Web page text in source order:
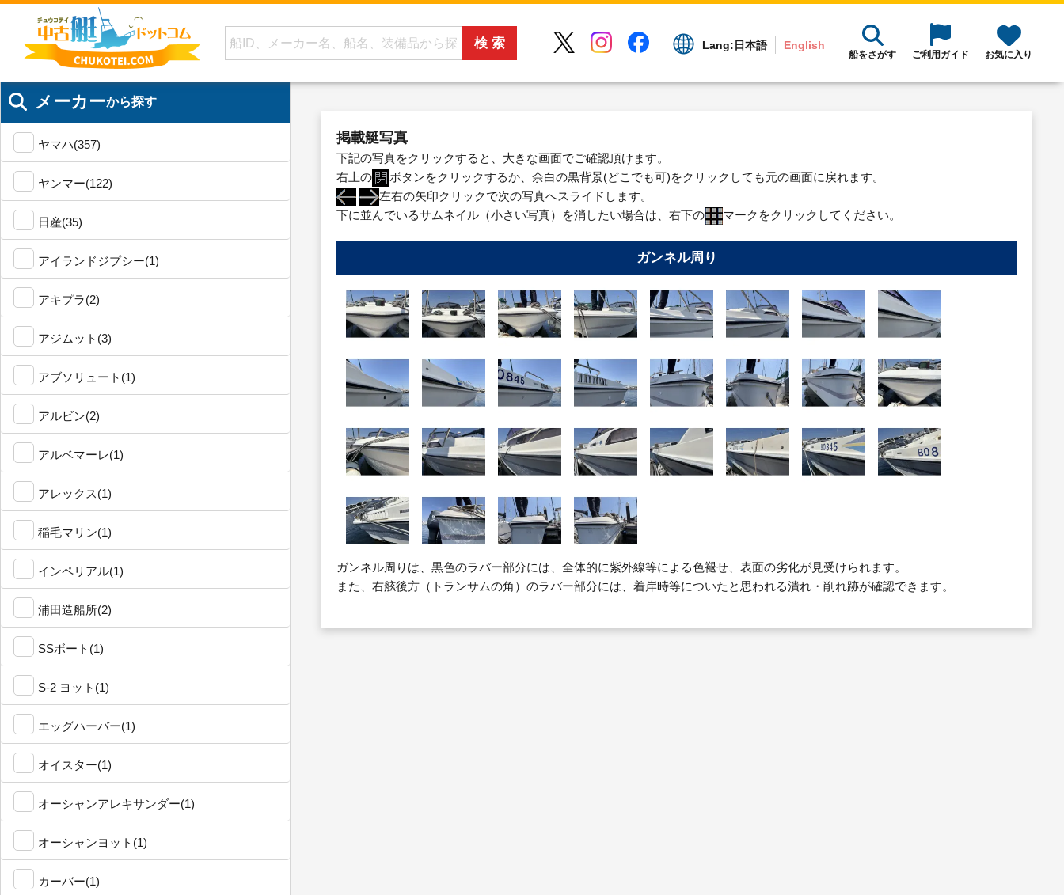
Lang: 日本語 English
船をさがす ご利用ガイド お気に入り
メーカーから探す
ヤマハ(357)
ヤンマー(122)
日産(35)
アイランドジプシー(1)
アキプラ(2)
アジムット(3)
アブソリュート(1)
アルビン(2)
アルベマーレ(1)
アレックス(1)
稲毛マリン(1)
インペリアル(1)
浦田造船所(2)
SSボート(1)
S-2 ヨット(1)
エッグハーバー(1)
オイスター(1)
オーシャンアレキサンダー(1)
オーシャンヨット(1)
カーバー(1)
掲載艇写真
下記の写真をクリックすると、大きな画面でご確認頂けます。
右上の
ボタンをクリックするか、余白の黒背景(どこでも可)をクリックしても元の画面に戻れます。
左右の矢印クリックで次の写真へスライドします。
下に並んでいるサムネイル（小さい写真）を消したい場合は、右下の
マークをクリックしてください。
ガンネル周り
ガンネル周りは、黒色のラバー部分には、全体的に紫外線等による色褪せ、表面の劣化が見受けられます。
また、右舷後方（トランサムの角）のラバー部分には、着岸時等についたと思われる潰れ・削れ跡が確認できます。